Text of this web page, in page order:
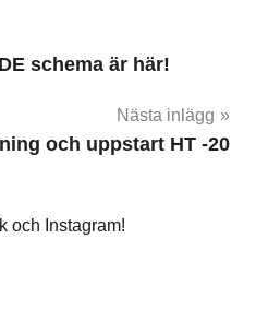
schema är här!
Nästa inlägg
och uppstart HT -20
och Instagram!